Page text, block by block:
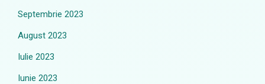
Septembrie 2023
August 2023
Iulie 2023
Iunie 2023